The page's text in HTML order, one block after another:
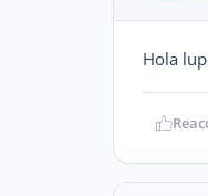
Hola